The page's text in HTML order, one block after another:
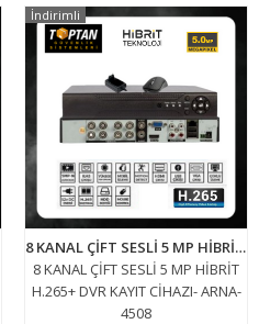
8 KANAL ÇİFT SESLİ 5 MP HİBRİT H.265+ DVR KAYIT CİHAZI- ARNA-4508
8 KANAL ÇİFT SESLİ 5 MP HİBRİT
H.265+ DVR KAYIT CİHAZI- ARNA-
4508
İndirimli